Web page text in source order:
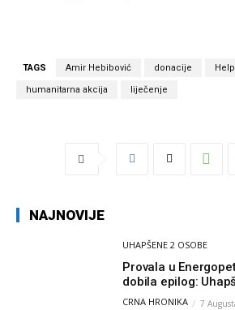
TAGS Amir Hebibović donacije
humanitarna akcija liječenje
NAJNOVIJE
UHAPŠENE 2 OSOBE
Provala u
dobila epilog:
Čapljini i Jablanici
CRNA HRONIKA 7